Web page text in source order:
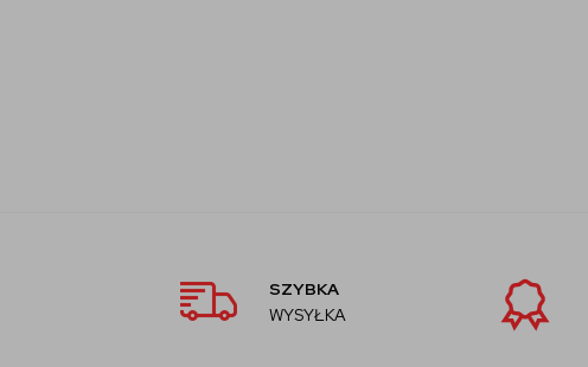
SZYBKA
WYSYŁKA